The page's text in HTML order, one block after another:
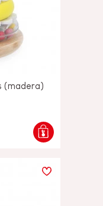
(madera)